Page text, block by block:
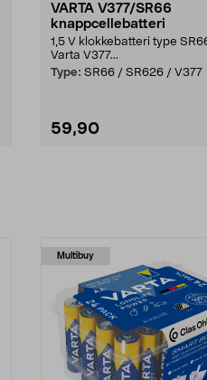
VARTA V377/SR66
knappcellebatteri
1,5 V klokkebatteri type
Varta V377...
Type: SR66 / SR626 / V377
59,90
Multibuy